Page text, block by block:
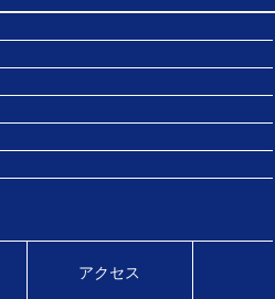
アクセス